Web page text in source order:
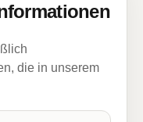
die in unserem